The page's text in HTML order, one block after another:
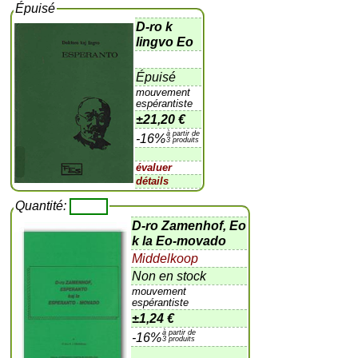
Épuisé
D-ro k
lingvo Eo
Épuisé
mouvement
espérantiste
±21,20 €
-16%à partir de
3 produits
évaluer
détails
Quantité:
D-ro Zamenhof, Eo
k la Eo-movado
Middelkoop
Non en stock
mouvement
espérantiste
±1,24 €
-16%à partir de
3 produits